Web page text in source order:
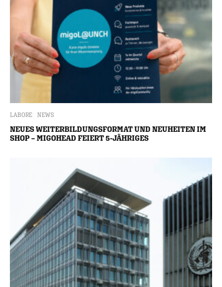
LABORE NEWS
NEUES WEITERBILDUNGSFORMAT UND NEUHEITEN IM
SHOP – MIGOHEAD FEIERT 5-JÄHRIGES